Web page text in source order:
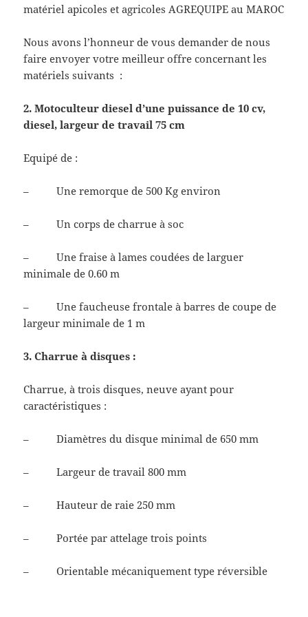
matériel apicoles et agricoles AGREQUIPE au MAROC
Nous avons l’honneur de vous demander de nous
faire envoyer votre meilleur offre concernant les
matériels suivants :
2. Motoculteur diesel d’une puissance de 10 cv,
diesel, largeur de travail 75 cm
Equipé de :
– Une remorque de 500 Kg environ
– Un corps de charrue à soc
– Une fraise à lames coudées de larguer
minimale de 0.60 m
– Une faucheuse frontale à barres de coupe de
largeur minimale de 1 m
3. Charrue à disques :
Charrue, à trois disques, neuve ayant pour
caractéristiques :
– Diamètres du disque minimal de 650 mm
– Largeur de travail 800 mm
– Hauteur de raie 250 mm
– Portée par attelage trois points
– Orientable mécaniquement type réversible